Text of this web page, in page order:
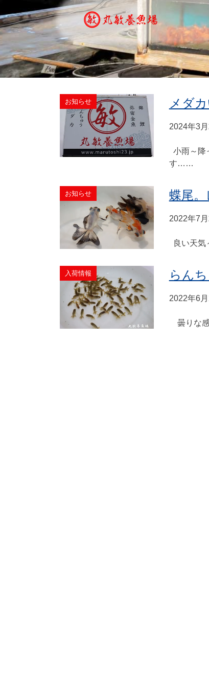
お知らせ メダ
2024年3月
小雨～降
す……
お知らせ 蝶尾。
2022年7月
良い天
入荷情報 らん
2022年6月
曇りな